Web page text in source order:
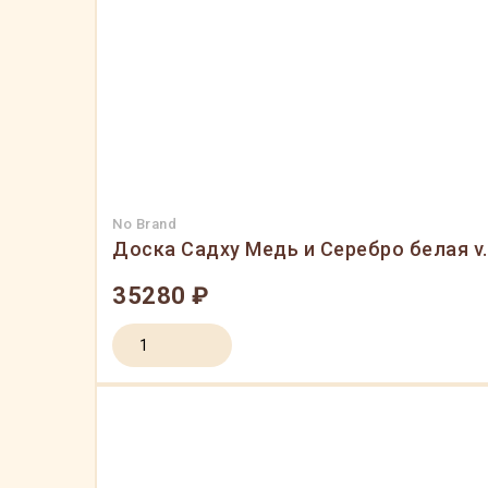
No Brand
Доска Садху Медь и Серебро белая
35280 ₽